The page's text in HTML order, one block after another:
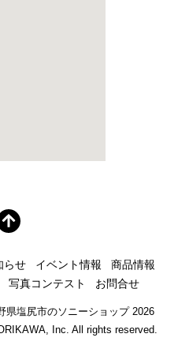
らせ イベント情報
商品情報
写真コンテスト お問合せ
県塩尻市のソニーショップ2026
Inc. All rights reserved.